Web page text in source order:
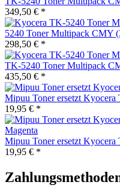
349,50 € *
5240 Toner Multipack CMY
298,50 € *
TK-5240 Toner Multipack
435,50 € *
Mipuu Toner ersetzt
19,95 € *
Mipuu Toner ersetzt
19,95 € *